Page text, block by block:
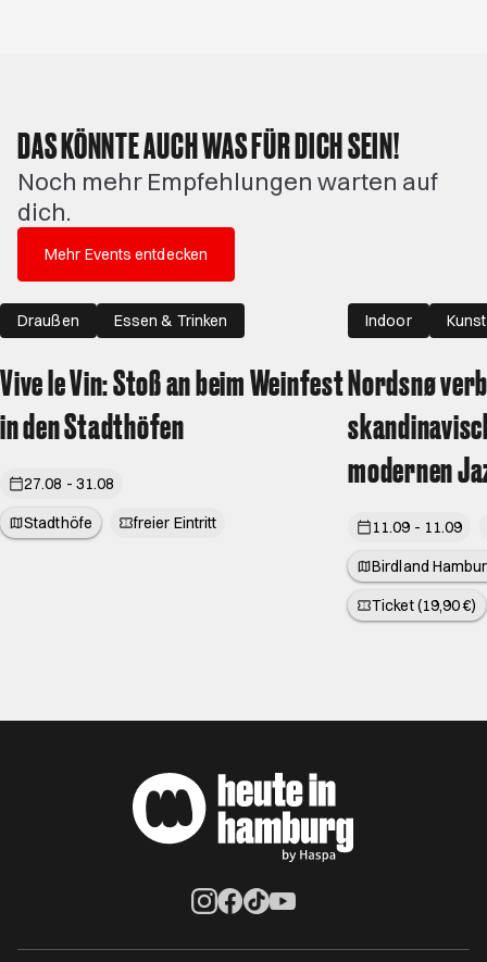
DAS KÖNNTE AUCH WAS FÜR DICH SEIN!
Noch mehr Empfehlungen warten auf
dich.
Mehr Events entdecken
Draußen Essen & Trinken
Vive le Vin: Stoß an beim Weinfest
in den Stadthöfen
27.08 - 31.08
Stadthöfe
freier Eintritt
Indoor
Nordsnø
modernen
11.09 - 11.09
Birdland
Ticket (19,90 €)